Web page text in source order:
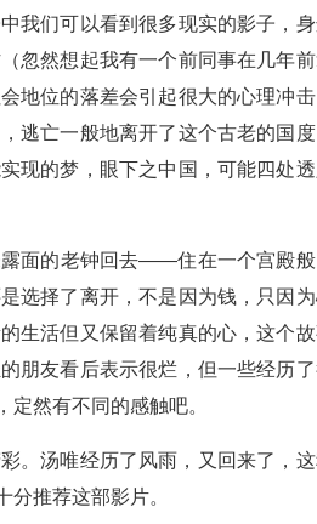
我们可以看到很多现实的影子，
忽然想起我有一个前同事在几年
地位的落差会引起很大的心理冲
逃亡一般地离开了这个古老的国
现的梦，眼下之中国，可能四处
露面的老钟回去——住在一个宫殿
选择了离开，不是因为钱，只因
生活但又保留着纯真的心，这个
朋友看后表示很烂，但一些经历
然有不同的感触吧。
。汤唯经历了风雨，又回来了，
推荐这部影片。